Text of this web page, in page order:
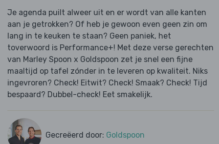
Je agenda puilt alweer uit en er wordt van alle kanten
aan je getrokken? Of heb je gewoon even geen zin om
lang in te keuken te staan? Geen paniek, het
toverwoord is Performance+! Met deze verse gerechten
van Marley Spoon x Goldspoon zet je snel een fijne
maaltijd op tafel zónder in te leveren op kwaliteit. Niks
ingevroren? Check! Eitwit? Check! Smaak? Check! Tijd
bespaard? Dubbel-check! Eet smakelijk.
Gecreëerd door: Goldspoon